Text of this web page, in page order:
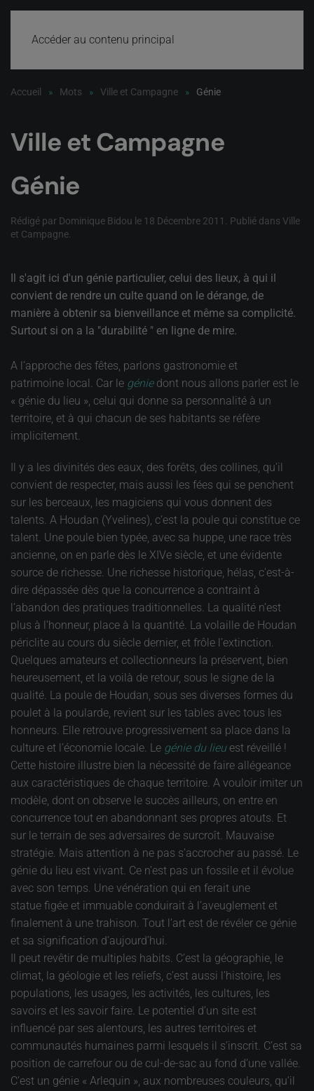
Accéder au contenu principal
Accueil Mots Ville et Campagne Génie
Ville et Campagne
Génie
Rédigé par Dominique Bidou le 18 Décembre 2011 . Publié dans Ville
et Campagne
Il s'agit ici d'un génie particulier, celui des lieux, à qui il
convient de rendre un culte quand on le dérange, de
manière à obtenir sa bienveillance et même sa complicité.
Surtout si on a la "durabilité " en ligne de mire.
A l’approche des fêtes, parlons gastronomie et
patrimoine local. Car le géniedont nous allons parler est le
« génie du lieu », celui qui donne sa personnalité à un
territoire, et à qui chacun de ses habitants se réfère
implicitement.
Il y a les divinités des eaux, des forêts, des collines, qu’il
convient de respecter, mais aussi les fées qui se penchent
sur les berceaux, les magiciens qui vous donnent des
talents. A Houdan (Yvelines), c’est la poule qui constitue ce
talent. Une poule bien typée, avec sa huppe, une race très
ancienne, on en parle dès le XIVe siècle, et une évidente
source de richesse. Une richesse historique, hélas, c'est-à-
dire dépassée dès que la concurrence a contraint à
l’abandon des pratiques traditionnelles. La qualité n’est
plus à l’honneur, place à la quantité. La volaille de Houdan
périclite au cours du siècle dernier, et frôle l’extinction.
Quelques amateurs et collectionneurs la préservent, bien
heureusement, et la voilà de retour, sous le signe de la
qualité. La poule de Houdan, sous ses diverses formes du
poulet à la poularde, revient sur les tables avec tous les
honneurs. Elle retrouve progressivement sa place dans la
culture et l’économie locale. Le génie du lieuest réveillé !
Cette histoire illustre bien la nécessité de faire allégeance
aux caractéristiques de chaque territoire. A vouloir imiter un
modèle, dont on observe le succès ailleurs, on entre en
concurrence tout en abandonnant ses propres atouts. Et
sur le terrain de ses adversaires de surcroît. Mauvaise
stratégie. Mais attention à ne pas s’accrocher au passé. Le
génie du lieu est vivant. Ce n’est pas un fossile et il évolue
avec son temps. Une vénération qui en ferait une
statue figée et immuable conduirait à l’aveuglement et
finalement à une trahison. Tout l’art est de révéler ce génie
et sa signification d’aujourd’hui.
Il peut revêtir de multiples habits. C’est la géographie, le
climat, la géologie et les reliefs, c’est aussi l’histoire, les
populations, les usages, les activités, les cultures, les
savoirs et les savoir faire. Le potentiel d’un site est
influencé par ses alentours, les autres territoires et
communautés humaines parmi lesquels il s’inscrit. C’est sa
position de carrefour ou de cul-de-sac au fond d’une vallée.
C’est un génie « Arlequin », aux nombreuses couleurs, qu’il